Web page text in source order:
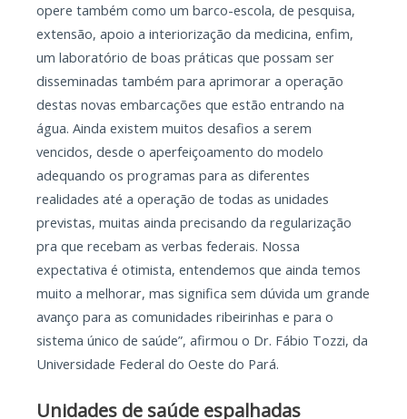
opere também como um barco-escola, de pesquisa,
extensão, apoio a interiorização da medicina, enfim,
um laboratório de boas práticas que possam ser
disseminadas também para aprimorar a operação
destas novas embarcações que estão entrando na
água. Ainda existem muitos desafios a serem
vencidos, desde o aperfeiçoamento do modelo
adequando os programas para as diferentes
realidades até a operação de todas as unidades
previstas, muitas ainda precisando da regularização
pra que recebam as verbas federais. Nossa
expectativa é otimista, entendemos que ainda temos
muito a melhorar, mas significa sem dúvida um grande
avanço para as comunidades ribeirinhas e para o
sistema único de saúde”, afirmou o Dr. Fábio Tozzi, da
Universidade Federal do Oeste do Pará.
Unidades de saúde espalhadas